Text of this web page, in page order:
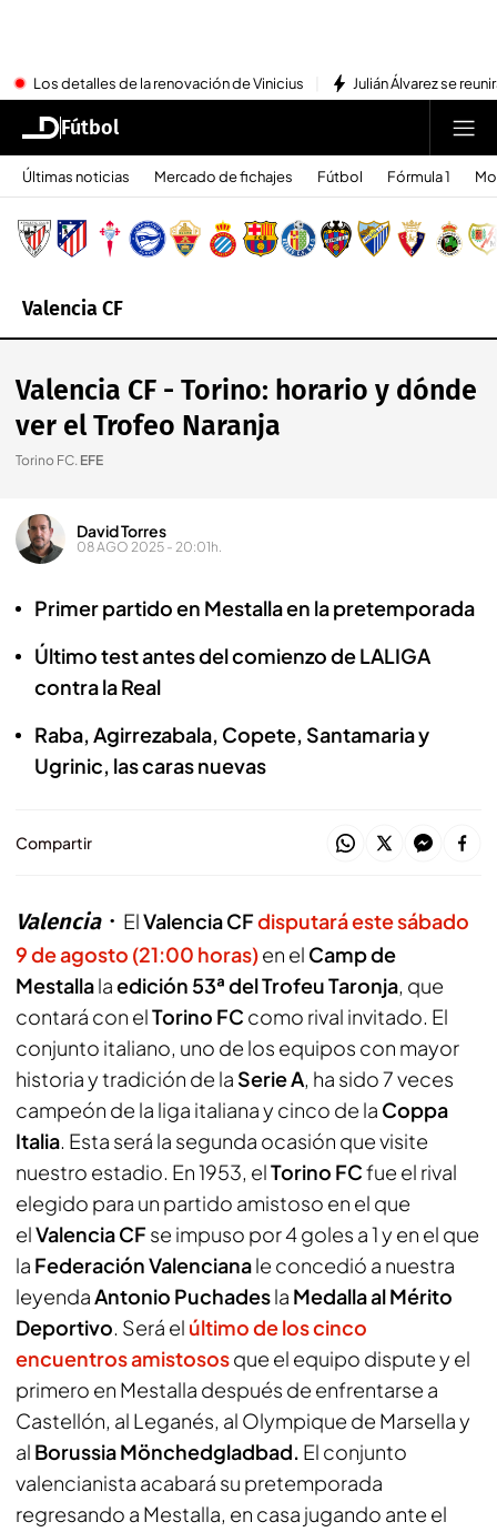
Los detalles de la renovación de Vinicius Julián Álvarez se
Fútbol
Últimas noticias Mercado de fichajes Fútbol Fórmula 1
Valencia CF
Valencia CF - Torino: horario y dónde
ver el Trofeo Naranja
Torino FC. EFE
David Torres
08 AGO 2025 - 20:01h.
Primer partido en Mestalla en la pretemporada
Último test antes del comienzo de LALIGA
contra la Real
Raba, Agirrezabala, Copete, Santamaria y
Ugrinic, las caras nuevas
Compartir
Valencia ElValencia CFdisputará este sábado
9 de agosto (21:00 horas)en el Camp de
Mestallalaedición 53ª del Trofeu Taronja, que
contará con elTorino FC como rival invitado. El
conjunto italiano, uno de los equipos con mayor
historia y tradición de la Serie A, ha sido 7 veces
campeón de la liga italiana y cinco de la Coppa
Italia. Esta será la segunda ocasión que visite
nuestro estadio. En 1953, elTorino FCfue el rival
elegido para un partido amistoso en el que
elValencia CFse impuso por 4 goles a 1 y en el que
la Federación Valencianale concedió a nuestra
leyendaAntonio Puchadesla Medalla al Mérito
Deportivo. Será el último de los cinco
encuentros amistososque el equipo dispute y el
primero en Mestalla después de enfrentarse a
Castellón, al Leganés, al Olympique de Marsella y
al Borussia Mönchedgladbad. El conjunto
valencianista acabará su pretemporada
regresando a Mestalla, en casa jugando ante el